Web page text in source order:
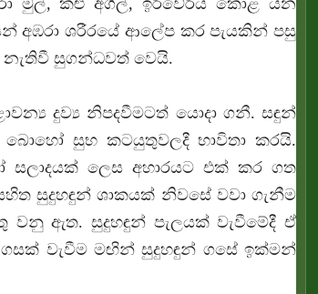
මුල්, කළු අගිල්, ඉරිවේරිය කොළ යන
අඹරා ශරීරයේ ආලේප කර පැයකින් පසු
සුගන්ධවත් වෙයි.
දුව්‍ය නිපදවීමටත් යොදා ගනී. සඳුන්
සුභ කටයුතුවලදී භාවිතා කරයි.
ලෙස අහාරයට එක් කර ගත
සුදුහඳුන් ශාකයක් නිවසේ වවා ගැනීම
වනු ඇත. සුදුහඳුන් පැලයක් වැවීමේදී ඒ
ගසක් වැවීම මඟින් සුදුහඳුන් ගසේ ඉක්මන්